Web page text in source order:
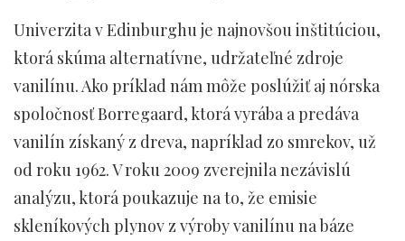
Univerzita v Edinburghu je najnovšou inštitúciou,
ktorá skúma alternatívne, udržateľné zdroje
vanilínu. Ako príklad nám môže poslúžiť aj nórska
spoločnosť Borregaard, ktorá vyrába a predáva
vanilín získaný z dreva, napríklad zo smrekov, už
od roku 1962. V roku 2009 zverejnila nezávislú
analýzu, ktorá poukazuje na to, že emisie
skleníkových plynov z výroby vanilínu na báze